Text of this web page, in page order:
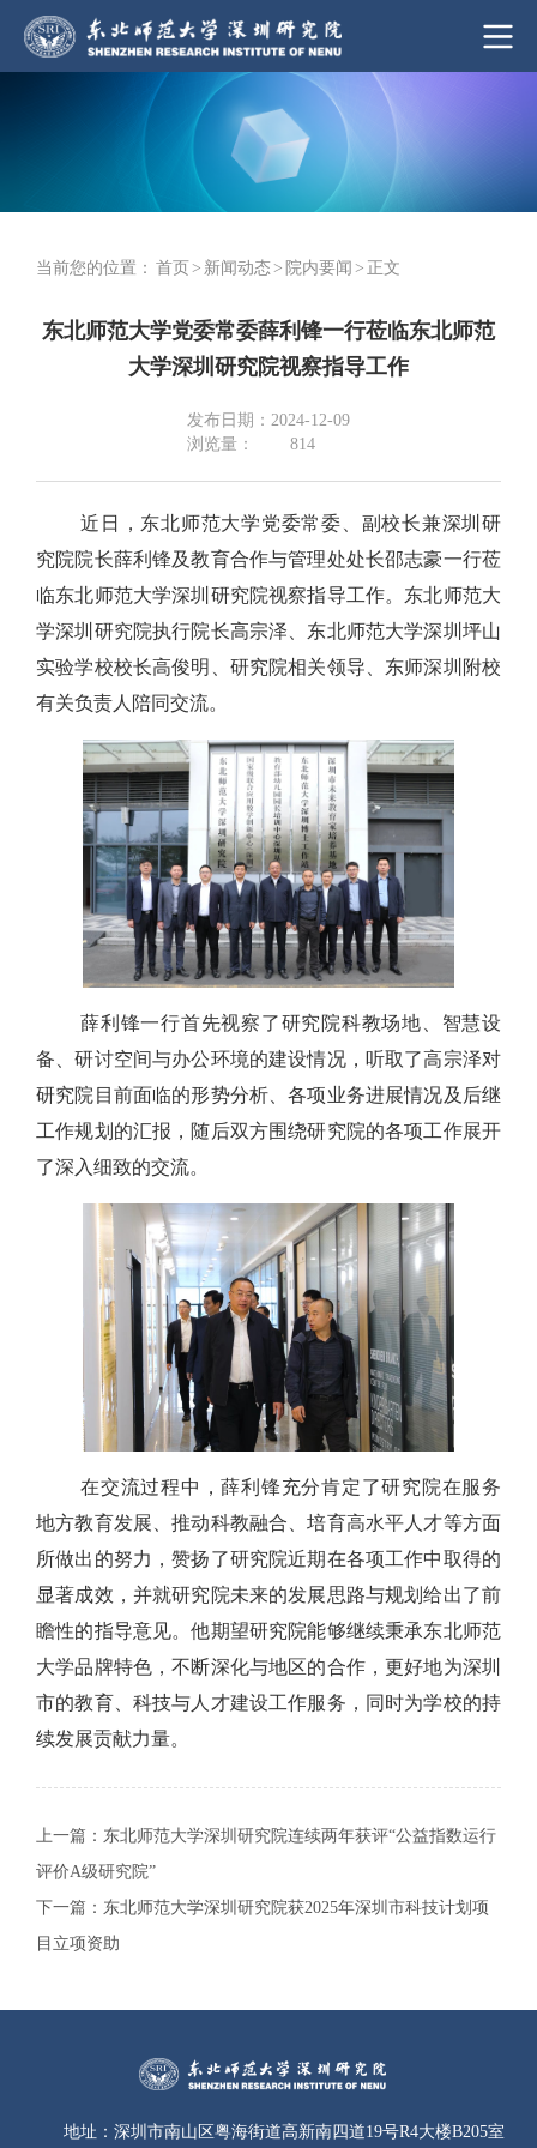
当前您的位置： 首页> 新闻动态> 院内要闻 > 正文
东北师范大学党委常委薛利锋一行莅临东北师范
大学深圳研究院视察指导工作
发布日期：2024-12-09
浏览量：
814
近日，东北师范大学党委常委、副校长兼深圳研
究院院长薛利锋及教育合作与管理处处长邵志豪一行莅
临东北师范大学深圳研究院视察指导工作。东北师范大
学深圳研究院执行院长高宗泽、东北师范大学深圳坪山
实验学校校长高俊明、研究院相关领导、东师深圳附校
有关负责人陪同交流。
薛利锋一行首先视察了研究院科教场地、智慧设
备、研讨空间与办公环境的建设情况，听取了高宗泽对
研究院目前面临的形势分析、各项业务进展情况及后继
工作规划的汇报，随后双方围绕研究院的各项工作展开
了深入细致的交流。
在交流过程中，薛利锋充分肯定了研究院在服务
地方教育发展、推动科教融合、培育高水平人才等方面
所做出的努力，赞扬了研究院近期在各项工作中取得的
显著成效，并就研究院未来的发展思路与规划给出了前
瞻性的指导意见。他期望研究院能够继续秉承东北师范
大学品牌特色，不断深化与地区的合作，更好地为深圳
市的教育、科技与人才建设工作服务，同时为学校的持
续发展贡献力量。
上一篇： 东北师范大学深圳研究院连续两年获评“公益指数运行
评价A级研究院”
下一篇： 东北师范大学深圳研究院获2025年深圳市科技计划项
目立项资助
地址： 深圳市南山区粤海街道高新南四道19号R4大楼B205室